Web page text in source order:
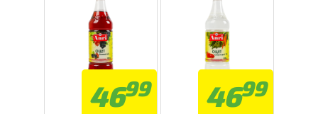
4699 4699